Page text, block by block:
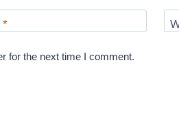
*
for the next time I comment.